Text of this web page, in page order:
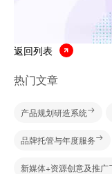
返回列表
热门文章
产品规划研造系统
品牌托管与年度服务
新媒体+资源创意及推广